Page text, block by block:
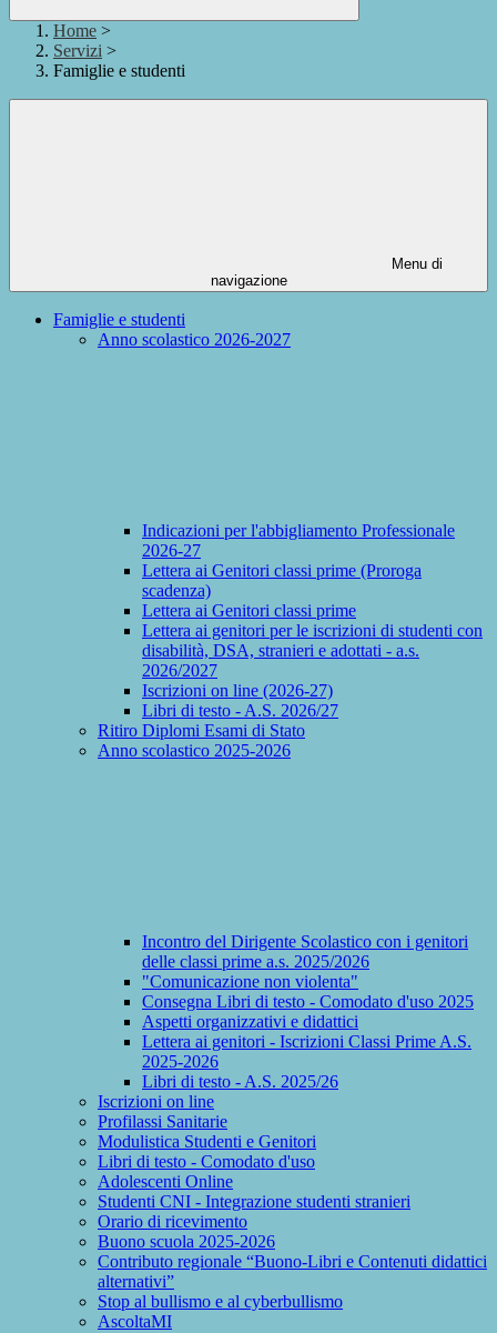
Home >
Servizi >
Famiglie e studenti
Menu di
navigazione
Famiglie e studenti
Anno scolastico 2026-2027
Indicazioni per l'abbigliamento Professionale
2026-27
Lettera ai Genitori classi prime (Proroga
scadenza)
Lettera ai Genitori classi prime
Lettera ai genitori per le iscrizioni di studenti con
disabilità, DSA, stranieri e adottati - a.s.
2026/2027
Iscrizioni on line (2026-27)
Libri di testo - A.S. 2026/27
Ritiro Diplomi Esami di Stato
Anno scolastico 2025-2026
Incontro del Dirigente Scolastico con i genitori
delle classi prime a.s. 2025/2026
"Comunicazione non violenta"
Consegna Libri di testo - Comodato d'uso 2025
Aspetti organizzativi e didattici
Lettera ai genitori - Iscrizioni Classi Prime A.S.
2025-2026
Libri di testo - A.S. 2025/26
Iscrizioni on line
Profilassi Sanitarie
Modulistica Studenti e Genitori
Libri di testo - Comodato d'uso
Adolescenti Online
Studenti CNI - Integrazione studenti stranieri
Orario di ricevimento
Buono scuola 2025-2026
Contributo regionale “Buono-Libri e Contenuti didattici
alternativi”
Stop al bullismo e al cyberbullismo
AscoltaMI